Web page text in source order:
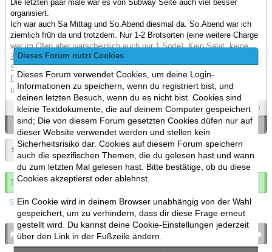
Dieses Forum nutzt Cookies
Dieses Forum verwendet Cookies, um deine Login-
Informationen zu speichern, wenn du registriert bist, und
deinen letzten Besuch, wenn du es nicht bist. Cookies sind
kleine Textdokumente, die auf deinem Computer gespeichert
sind; Die von diesem Forum gesetzten Cookies düfen nur auf
dieser Website verwendet werden und stellen kein
Sicherheitsrisiko dar. Cookies auf diesem Forum speichern
auch die spezifischen Themen, die du gelesen hast und wann
du zum letzten Mal gelesen hast. Bitte bestätige, ob du diese
Cookies akzeptierst oder ablehnst.
Ein Cookie wird in deinem Browser unabhängig von der Wahl
gespeichert, um zu verhindern, dass dir diese Frage erneut
gestellt wird. Du kannst deine Cookie-Einstellungen jederzeit
über den Link in der Fußzeile ändern.
Die letzten paar male war es von Subway Seite auch viel besser
organisiert.
Ich war auch Sa Mittag und So.Abend diesmal da. So.Abend war ich
ziemlich früh da und trotzdem. Nur 1-2 Brotsorten (eine weitere Charge
war im Ofen aber warscheinlich auch nur 1 Sorte). Kein Salat, keine
Zwiebeln. Und so ne blöde Sprite flasche statt meiner üblichen Spezi-
Sprite Mische.
Die beiden Mitarbeiter waren auch (schon am Sa.) übelst demotiviert
und überfordert.
Spoilers Zitieren
«Ein Thema zurück|Ein Thema vor»
Seite:
Thema abonnieren
Spoilers
bronies.de